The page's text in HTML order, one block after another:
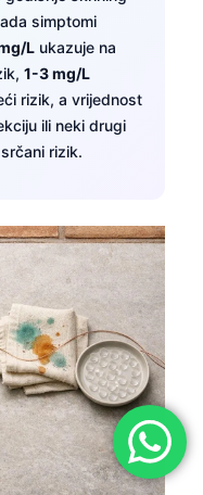
simptomi
L ukazuje na
1-3 mg/L
rizik, a vrijednost
ili neki drugi
rizik.